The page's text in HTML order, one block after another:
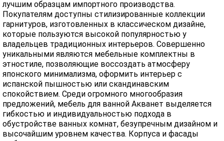
лучшим образцам импортного производства.
Покупателям доступны стилизированные коллекции
гарнитуров, изготовленных в классическом дизайне,
которые пользуются высокой популярностью у
владельцев традиционных интерьеров. Совершенно
уникальными являются мебельные комплектны в
этностиле, позволяющие воссоздать атмосферу
японского минимализма, оформить интерьер с
испанской пышностью или скандинавским
спокойствием. Среди огромного многообразия
предложений, мебель для ванной Акванет выделяется
гибкостью и индивидуальностью подхода в
обустройстве ванных комнат, безупречным дизайном и
высочайшим уровнем качества. Корпуса и фасады